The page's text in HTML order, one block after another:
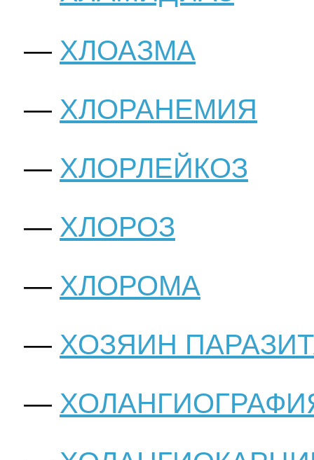
ХЛОАЗМА
ХЛОРАНЕМИЯ
ХЛОРЛЕЙКОЗ
ХЛОРОЗ
ХЛОРОМА
ХОЗЯИН